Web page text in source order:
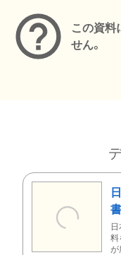
この資料
せん。
書
料
が